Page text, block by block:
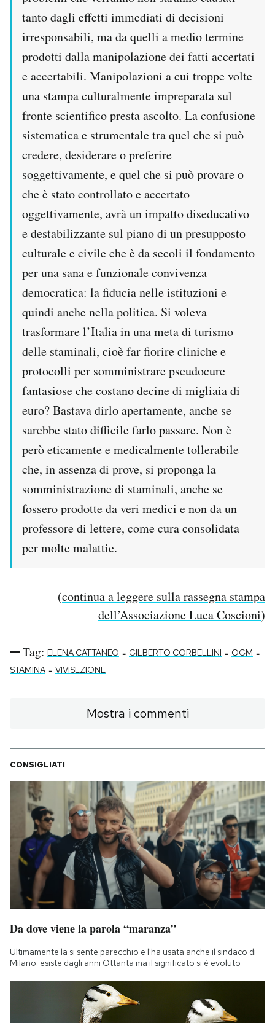
tanto dagli effetti immediati di decisioni
irresponsabili, ma da quelli a medio termine
prodotti dalla manipolazione dei fatti accertati
e accertabili. Manipolazioni a cui troppe volte
una stampa culturalmente impreparata sul
fronte scientifico presta ascolto. La confusione
sistematica e strumentale tra quel che si può
credere, desiderare o preferire
soggettivamente, e quel che si può provare o
che è stato controllato e accertato
oggettivamente, avrà un impatto diseducativo
e destabilizzante sul piano di un presupposto
culturale e civile che è da secoli il fondamento
per una sana e funzionale convivenza
democratica: la fiducia nelle istituzioni e
quindi anche nella politica. Si voleva
trasformare l’Italia in una meta di turismo
delle staminali, cioè far fiorire cliniche e
protocolli per somministrare pseudocure
fantasiose che costano decine di migliaia di
euro? Bastava dirlo apertamente, anche se
sarebbe stato difficile farlo passare. Non è
però eticamente e medicalmente tollerabile
che, in assenza di prove, si proponga la
somministrazione di staminali, anche se
fossero prodotte da veri medici e non da un
professore di lettere, come cura consolidata
per molte malattie.
(continua a leggere sulla rassegna stampa
dell’Associazione Luca Coscioni)
Tag: ELENA CATTANEO - GILBERTO CORBELLINI - OGM -
STAMINA - VIVISEZIONE
Mostra i commenti
CONSIGLIATI
Da dove viene la parola “maranza”
Ultimamente la si sente parecchio e l'ha usata anche il sindaco di
Milano: esiste dagli anni Ottanta ma il significato si è evoluto